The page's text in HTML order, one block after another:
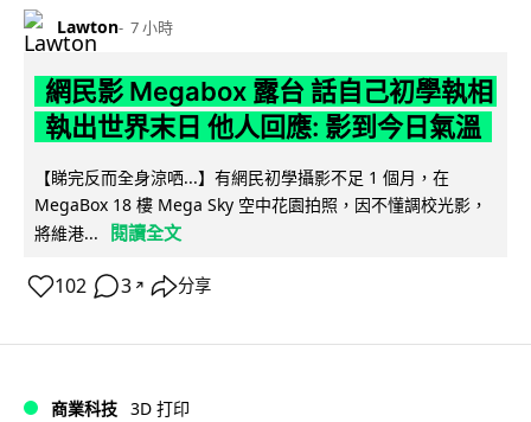
Lawton 7 小時
網民影 Megabox 露台 話自己初學執相
執出世界末日 他人回應: 影到今日氣溫
【睇完反而全身涼哂...】有網民初學攝影不足 1 個月，在
MegaBox 18 樓 Mega Sky 空中花園拍照，因不懂調校光影，
將維港...
閱讀全文
102 3 ↗ 分享
商業科技 3D 打印